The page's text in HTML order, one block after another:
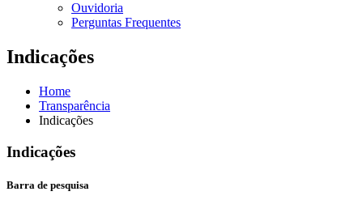
Ouvidoria
Perguntas Frequentes
Indicações
Home
Transparência
Indicações
Indicações
Barra de pesquisa